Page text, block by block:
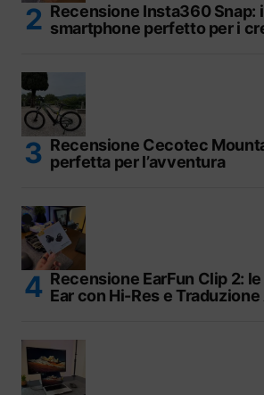
Recensione Insta360 Snap:
smartphone perfetto per i
Recensione Cecotec
perfetta per l’avventura
Recensione EarFun Clip 2:
Ear con Hi-Res e Traduzione